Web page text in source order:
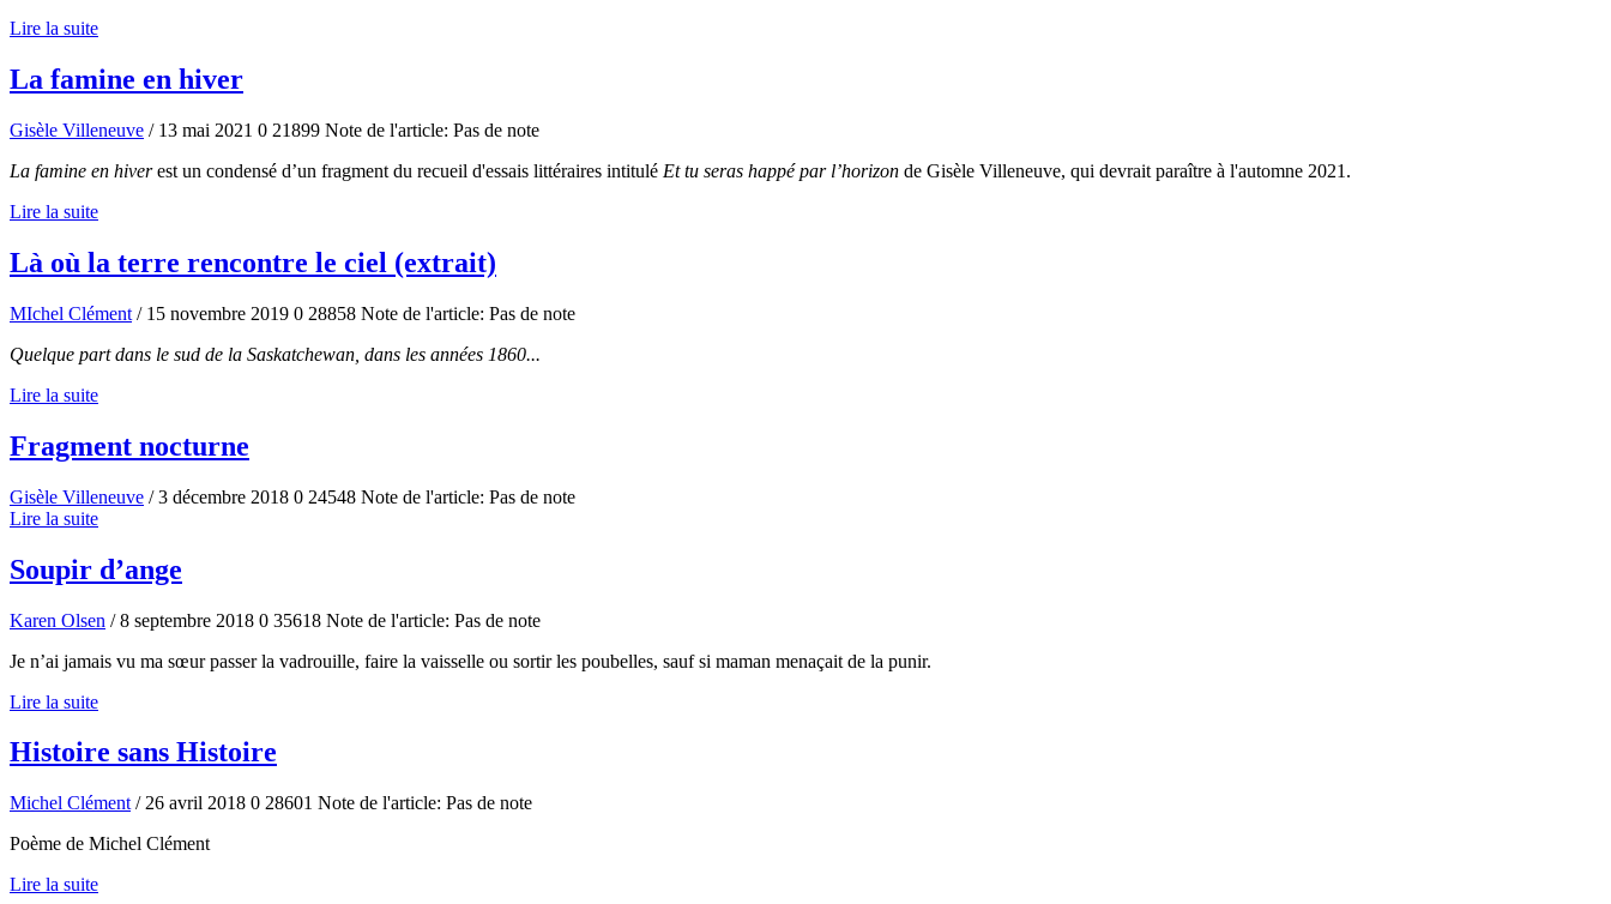
Lire la suite
La famine en hiver
Gisèle Villeneuve / 13 mai 2021 0 21899 Note de l'article: Pas de note
La famine en hiverest un condensé d’un fragment du recueil d'essais littéraires intitulé Et tu seras happé par l’horizon de Gisèle Villeneuve, qui devrait paraître à l'automne 2021.
Lire la suite
Là où la terre rencontre le ciel (extrait)
MIchel Clément / 15 novembre 2019 0 28858 Note de l'article: Pas de note
Quelque part dans le sud de la Saskatchewan, dans les années 1860...
Lire la suite
Fragment nocturne
Gisèle Villeneuve / 3 décembre 2018 0 24548 Note de l'article: Pas de note
Lire la suite
Soupir d’ange
Karen Olsen / 8 septembre 2018 0 35618 Note de l'article: Pas de note
Je n’ai jamais vu ma sœur passer la vadrouille, faire la vaisselle ou sortir les poubelles, sauf si maman menaçait de la punir.
Lire la suite
Histoire sans Histoire
Michel Clément / 26 avril 2018 0 28601 Note de l'article: Pas de note
Poème de Michel Clément
Lire la suite